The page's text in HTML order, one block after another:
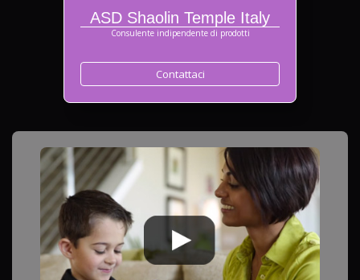
ASD Shaolin Temple Italy
Consulente indipendente di prodotti
Contattaci